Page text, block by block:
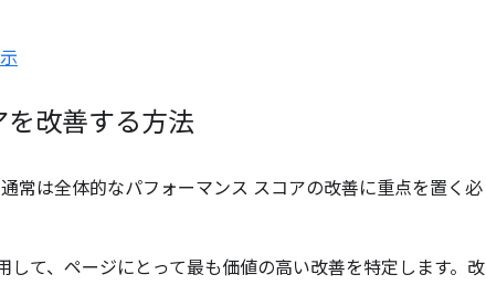
改善する方法
常は全体的なパフォーマンス スコアの改善に重点を置く必
して、ページにとって最も価値の高い改善を特定します。改